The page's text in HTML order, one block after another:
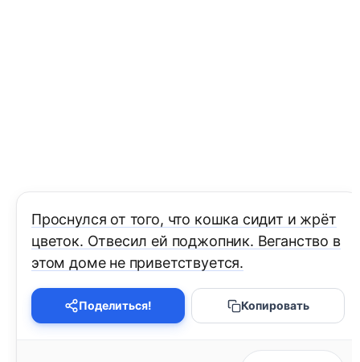
Проснулся от того, что кошка сидит и жрёт
цветок. Отвесил ей поджопник. Веганство в
этом доме не приветствуется.
Поделиться! Копировать